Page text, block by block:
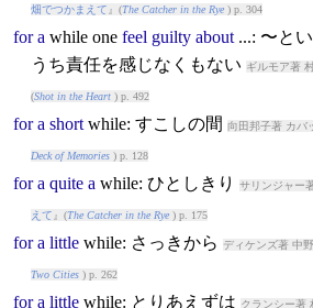
畑でつかまえて 』(The Catcher in the Rye) p. 304
for a whileone feel guilty about...: 〜と
うち責任を感じなくもない ギルモア著
(Shot in the Heart) p. 492
for a short while: すこしの間 向田邦子著 カバ
Deck of Memories) p. 128
for a quite a while: ひとしきり サリンジャー
えて 』(The Catcher in the Rye) p. 175
for a little while: さっきから ディケンズ著 中
Two Cities) p. 262
for a little while: とりあえずは クランシー著